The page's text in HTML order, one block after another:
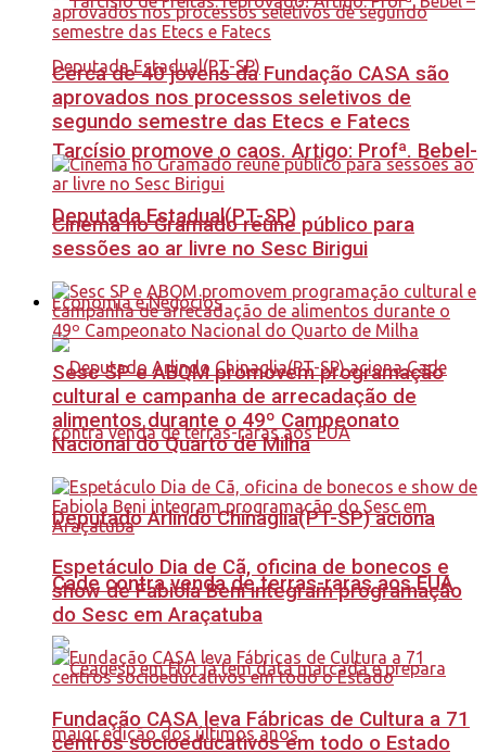
Tarcísio promove o caos. Artigo: Profª. Bebel-
Deputada Estadual(PT-SP)
Economia e Negócios
Deputado Arlindo Chinaglia(PT-SP) aciona
Cade contra venda de terras-raras aos EUA
Cerca de 40 jovens da Fundação CASA são
aprovados nos processos seletivos de
segundo semestre das Etecs e Fatecs
Cinema no Gramado reúne público para
sessões ao ar livre no Sesc Birigui
Sesc SP e ABQM promovem programação
cultural e campanha de arrecadação de
alimentos durante o 49º Campeonato
Nacional do Quarto de Milha
Espetáculo Dia de Cã, oficina de bonecos e
show de Fabiola Beni integram programação
do Sesc em Araçatuba
Fundação CASA leva Fábricas de Cultura a 71
centros socioeducativos em todo o Estado